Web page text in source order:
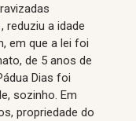
reduziu a idade
em que a lei foi
de 5 anos de
Dias foi
sozinho. Em
propriedade do